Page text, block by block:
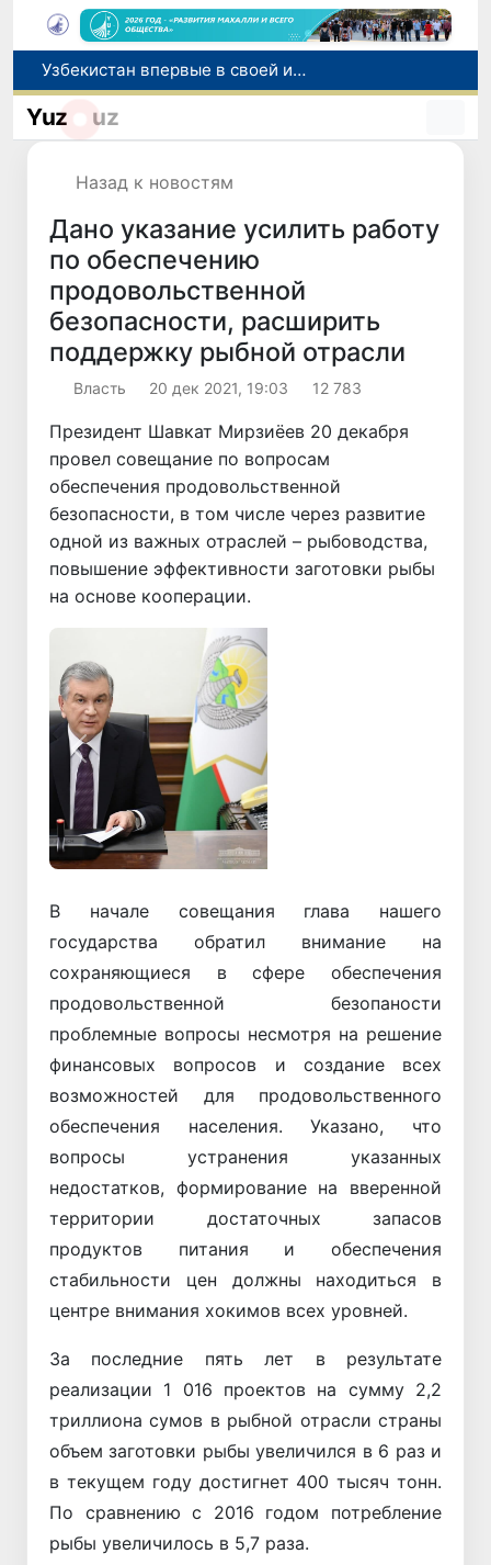
Узбекистан впервые в своей истории примет престижную Международную олимпиаду по информатике IOI 2026
Число пользователей мобильного интернета в Узбекистане за 10 лет выросло в 4,3 раза
Yuz uz
Назад к новостям
Дано указание усилить работу
по обеспечению
продовольственной
безопасности, расширить
поддержку рыбной отрасли
Власть 20 дек 2021, 19:03 12 783
Президент Шавкат Мирзиёев 20 декабря
провел совещание по вопросам
обеспечения продовольственной
безопасности, в том числе через развитие
одной из важных отраслей – рыбоводства,
повышение эффективности заготовки рыбы
на основе кооперации.
Назад
В начале совещания глава нашего
государства обратил внимание на
сохраняющиеся в сфере обеспечения
продовольственной безопаности
проблемные вопросы несмотря на решение
финансовых вопросов и создание всех
возможностей для продовольственного
обеспечения населения. Указано, что
вопросы устранения указанных
недостатков, формирование на вверенной
территории достаточных запасов
продуктов питания и обеспечения
стабильности цен должны находиться в
центре внимания хокимов всех уровней.
За последние пять лет в результате
реализации 1 016 проектов на сумму 2,2
триллиона сумов в рыбной отрасли страны
объем заготовки рыбы увеличился в 6 раз и
в текущем году достигнет 400 тысяч тонн.
По сравнению с 2016 годом потребление
рыбы увеличилось в 5,7 раза.